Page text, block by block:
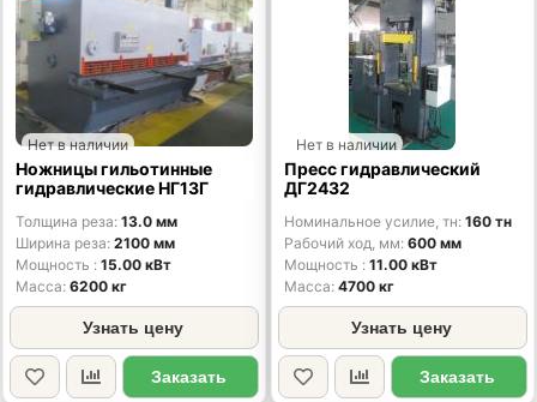
Нет в наличии
Ножницы гильотинные
гидравлические НГ13Г
Толщина реза 13.0 мм
Ширина реза 2100 мм
Мощность
15.00 кВт
Масса 6200 кг
Узнать цену
Заказать
Нет в наличии
Пресс гидравлический
ДГ2432
Номинальное усилие, тн 160 тн
Рабочий ход, мм 600 мм
Мощность
11.00 кВт
Масса 4700 кг
Узнать цену
Заказать